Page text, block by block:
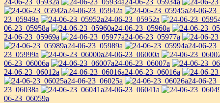
24-06-23_05932a
24-06-23_05934a
24-06-23_05942a
24-06-
23_05949a
24-06-23_05952a
06-23_05958a
24-06-23_05960a
24-06-23_05969a
24-06-23_05977a
24-06-23_05989a
24-06-
23_05999a
24-06-23_06000a
06-23_06006a
24-06-23_06007a
24-06-23_06012a
24-06-23_06016a
24-06-23_06025a
24-06-
23_06038a
24-06-23_06041a
06-23_06059a